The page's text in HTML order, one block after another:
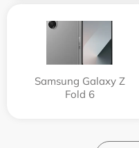
Samsung Galaxy Z
Fold 6